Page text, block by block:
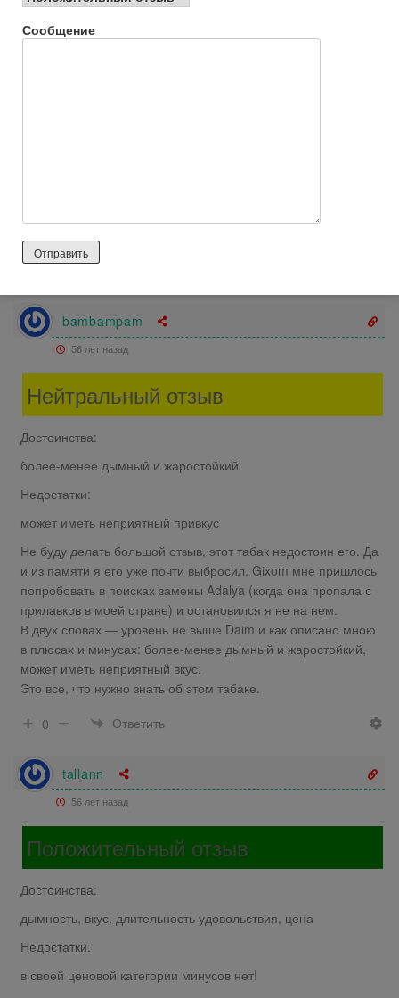
совету продавца остановила свой выбор на табака Gixom —
аромат спокойно угадывается. В целом не рекомендую.
bambampam
56 лет назад
Нейтральный отзыв
Достоинства:
более-менее дымный и жаростойкий
Недостатки:
может иметь неприятный привкус
Не буду делать большой отзыв, этот табак недостоин его. Да
и из памяти я его уже почти выбросил. Gixom мне пришлось
попробовать в поисках замены Adalya (когда она пропала с
прилавков в моей стране) и остановился я не на нем.
В двух словах — уровень не выше Daim и как описано мною
в плюсах и минусах: более-менее дымный и жаростойкий,
может иметь неприятный вкус.
Это все, что нужно знать об этом табаке.
0
Ответить
tallann
56 лет назад
Положительный отзыв
Достоинства:
дымность, вкус, длительность удовольствия, цена
Недостатки:
в своей ценовой категории минусов нет!
Сообщение